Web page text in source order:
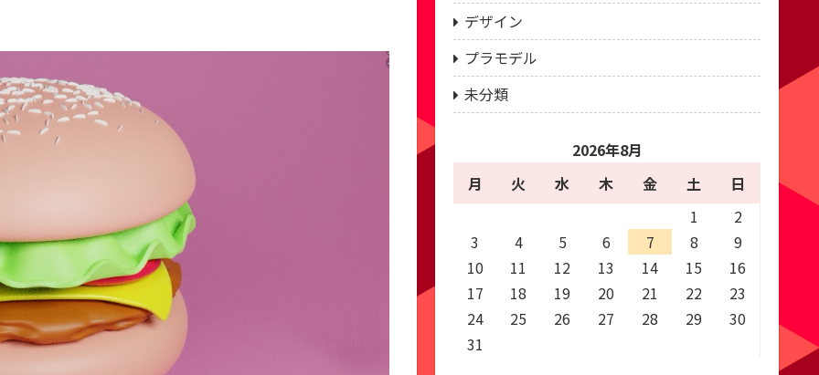
デザイン
プラモデル
未分類
2026年8月
月
火 水 木 金 土
日
1
2
3
4 5 6 7 8
9
10
11 12 13 14 15
16
17
18 19 20 21 22
23
24
25 26 27 28 29
30
31